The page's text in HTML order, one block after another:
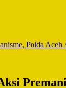
Polda